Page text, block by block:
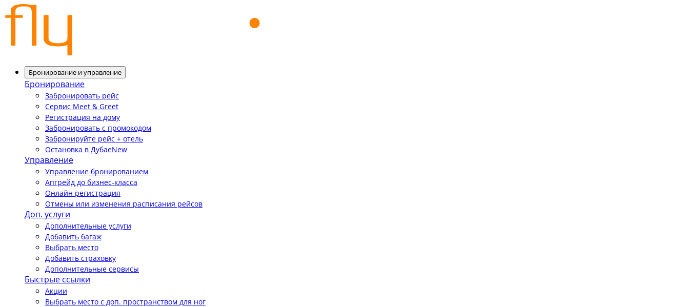
Бронирование и управление
Бронирование
Забронировать рейс
Сервис Meet & Greet
Регистрация на дому
Забронировать с промокодом
Забронируйте рейс + отель
Остановка в ДубаеNew
Управление
Управление бронированием
Апгрейд до бизнес-класса
Онлайн регистрация
Отмены или изменения расписания рейсов
Доп. услуги
Дополнительные услуги
Добавить багаж
Выбрать место
Добавить страховку
Дополнительные сервисы
Быстрые ссылки
Акции
Выбрать место с доп. пространством для ног